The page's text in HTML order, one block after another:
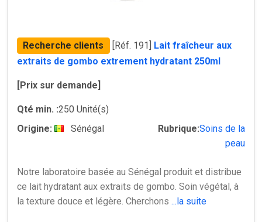
Recherche clients [Réf. 191] Lait fraîcheur aux
extraits de gombo extrement hydratant 250ml
[Prix sur demande]
Qté min. :250 Unité(s)
Origine:
Sénégal Rubrique:Soins de la
peau
Notre laboratoire basée au Sénégal produit et distribue
ce lait hydratant aux extraits de gombo. Soin végétal, à
la texture douce et légère. Cherchons ...la suite